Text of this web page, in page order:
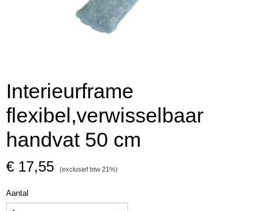
Interieurframe
flexibel,verwisselbaar
handvat 50 cm
€ 17,55 (exclusief btw 21%)
Aantal